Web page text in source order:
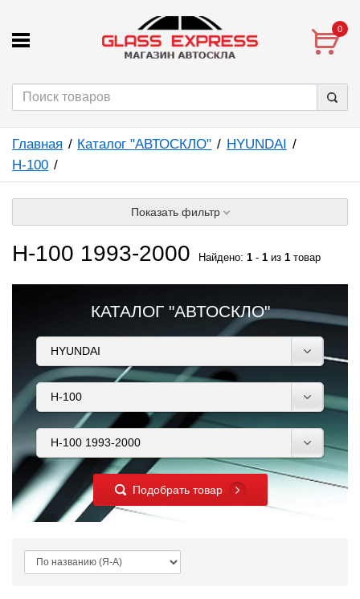
0
Главная Каталог "АВТОСКЛО"
HYUNDAI
H-100
Показать фильтр
H-100 1993-2000 Найдено: 1 - 1 из 1 товар
КАТАЛОГ "АВТОСКЛО"
Подобрать товар